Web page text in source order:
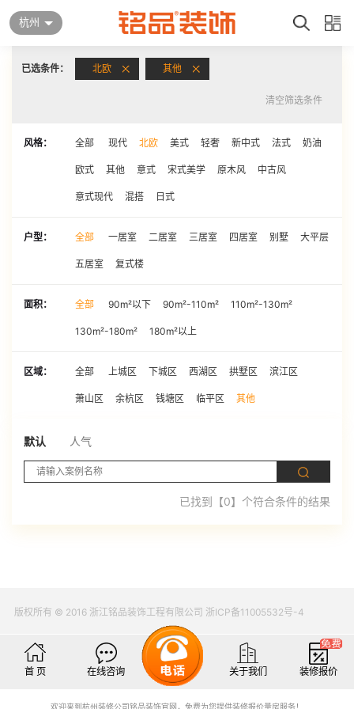
杭州
已选条件： 北欧 其他
清空筛选条件
风格： 全部 现代 北欧 美式 轻奢 新中式 法式 奶油
欧式 其他 意式 宋式美学 原木风 中古风
意式现代 混搭 日式
户型： 全部 一居室 二居室 三居室 四居室 别墅 大平层
五居室 复式楼
面积： 全部 90m²以下 90m²-110m² 110m²-130m²
130m²-180m² 180m²以上
区域： 全部 上城区 下城区 西湖区 拱墅区 滨江区
萧山区 余杭区 钱塘区 临平区 其他
默认 人气
已找到【0】个符合条件的结果
版权所有 © 2016 浙江铭品装饰工程有限公司 浙ICP备11005532号-4
首 页 在线咨询 关于我们 装修报价
欢迎来到杭州装修公司铭品装饰官网，免费为您提供装修报价量房服务！